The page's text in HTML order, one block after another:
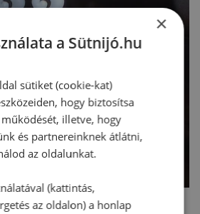
×
a Sütnijó.hu
sütiket (cookie-kat)
hogy biztosítsa
illetve, hogy
és partnereinknek átlátni,
az oldalunkat.
(kattintás,
az oldalon) a honlap